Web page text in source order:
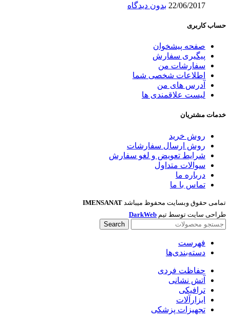
22/06/2017 بدون دیدگاه
حساب کاربری
صفحه پیشخوان
پیگیری سفارش
سفارشات من
اطلاعات شخصی شما
آدرس های من
لیست علاقمندی ها
خدمات مشتریان
روش خرید
روش ارسال سفارشات
شرایط تعویض و لغو سفارش
سوالات متداول
درباره ما
تماس با ما
تمامی حقوق وبسایت محفوظ میباشد IMENSANAT
طراحی سایت توسط تیم DarkWeb
Search
فهرست
دسته‌بندی‌ها
حفاظت فردی
آتش نشانی
ترافیکی
ابزارآلات
تجهیزات پزشکی